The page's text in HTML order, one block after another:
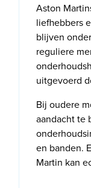
Aston
liefhebbers
blijven
reguliere
uitgevoerd
Bij oudere
aandacht te
en banden.
Martin kan